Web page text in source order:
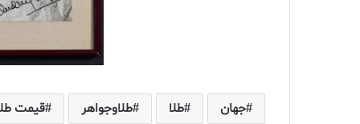
جهان طلا طلاوجواهر قیمت